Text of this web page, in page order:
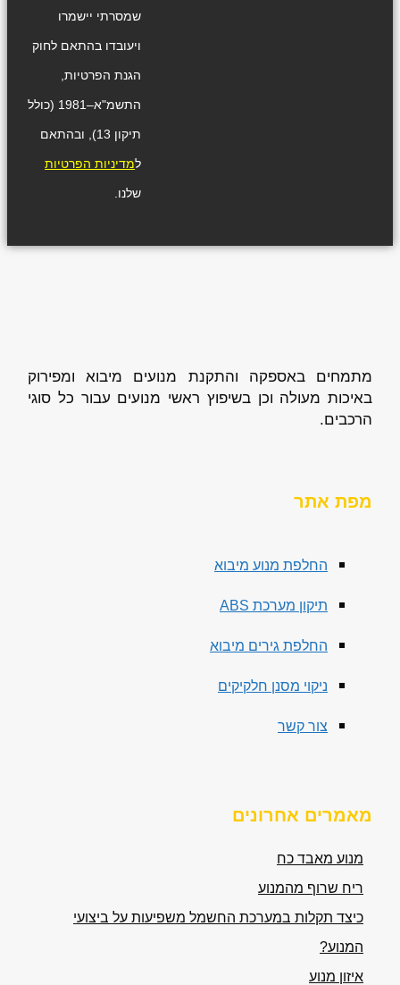
שמסרתי יישמרו
ויעובדו בהתאם לחוק
הגנת הפרטיות,
התשמ"א–1981 (כולל
תיקון 13), ובהתאם
למדיניות הפרטיות
שלנו.
מתמחים באספקה והתקנת מנועים מיבוא ומפירוק
באיכות מעולה וכן בשיפוץ ראשי מנועים עבור כל סוגי
הרכבים.
מפת אתר
החלפת מנוע מיבוא
תיקון מערכת ABS
החלפת גירים מיבוא
ניקוי מסנן חלקיקים
צור קשר
מאמרים אחרונים
מנוע מאבד כח
ריח שרוף מהמנוע
כיצד תקלות במערכת החשמל משפיעות על ביצועי
המנוע?
איזון מנוע